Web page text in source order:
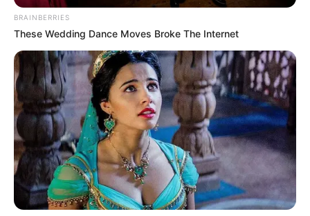
BRAINBERRIES
These Wedding Dance Moves Broke The Internet